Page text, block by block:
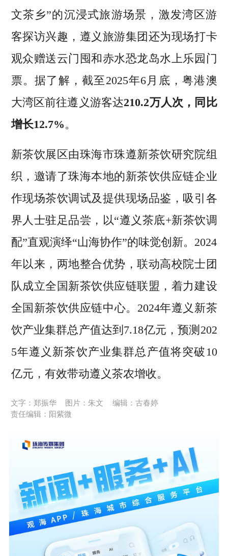
文茶乡”的沉浸式旅游场景，激发湾区游
客探访兴趣，遵义旅游集团还为现场打卡
观众赠送云门囤和赤水恐龙岛水上乐园门
票。据了解，截至2025年6月底，粤港澳
大湾区前往遵义游客达210.2万人次，同比
增长12.7%。
新茶饮展区由珠海市珠遵新茶饮研究院组
织，邀请了珠海本地的新茶饮供应链企业
作现场茶饮调试及提供现场品鉴，吸引各
界人士驻足品尝，以“遵义茶底+新茶饮调
配”直观演绎“山海协作”的味觉创新。2024
年以来，两地整合优势，联动高校院士团
队成立全国新茶饮供应链联盟，着力建设
全国新茶饮供应链中心。2024年遵义新茶
饮产业集群总产值达到7.18亿元，预测202
5年遵义新茶饮产业集群总产值将突破10
亿元，有效带动遵义茶农增收。
文字：郑振华 图片：朱文
编辑：古春婷
责任编辑：阳紫微